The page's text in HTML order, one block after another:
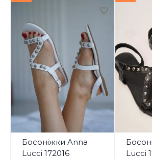
Босоніжки Anna
Lucci 172016
Lucci